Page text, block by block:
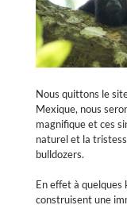
Nous quittons le
Mexique, nous
magnifique et ces
naturel et la
bulldozers.
En effet à quelques
construisent une